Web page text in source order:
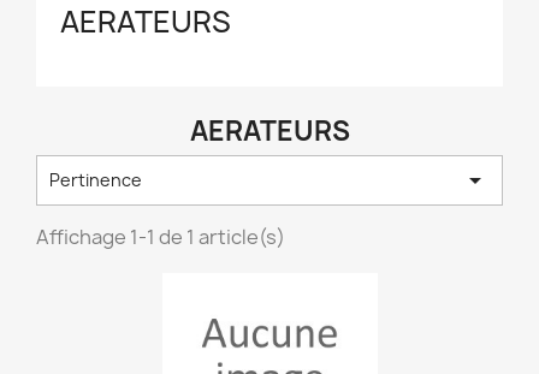
AERATEURS
AERATEURS
Pertinence 
Affichage 1-1 de 1 article(s)